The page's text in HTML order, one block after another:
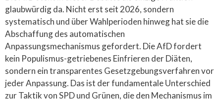
glaubwürdig da. Nicht erst seit 2026, sondern
systematisch und über Wahlperioden hinweg hat sie die
Abschaffung des automatischen
Anpassungsmechanismus gefordert. Die AfD fordert
kein Populismus-getriebenes Einfrieren der Diäten,
sondern ein transparentes Gesetzgebungsverfahren vor
jeder Anpassung. Das ist der fundamentale Unterschied
zur Taktik von SPD und Grünen, die den Mechanismus im